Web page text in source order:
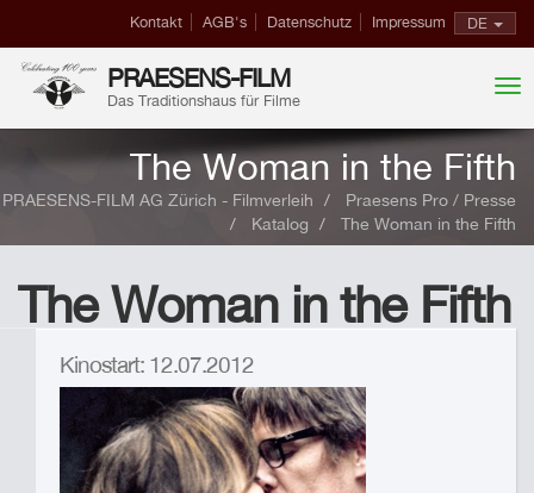
DE
Kontakt AGB's Datenschutz Impressum
PRAESENS-FILM
Das Traditionshaus für Filme
The Woman in the Fifth
PRAESENS-FILM AG Zürich - Filmverleih
Praesens Pro / Presse
Katalog
The Woman in the Fifth
The Woman in the Fifth
Kinostart: 12.07.2012